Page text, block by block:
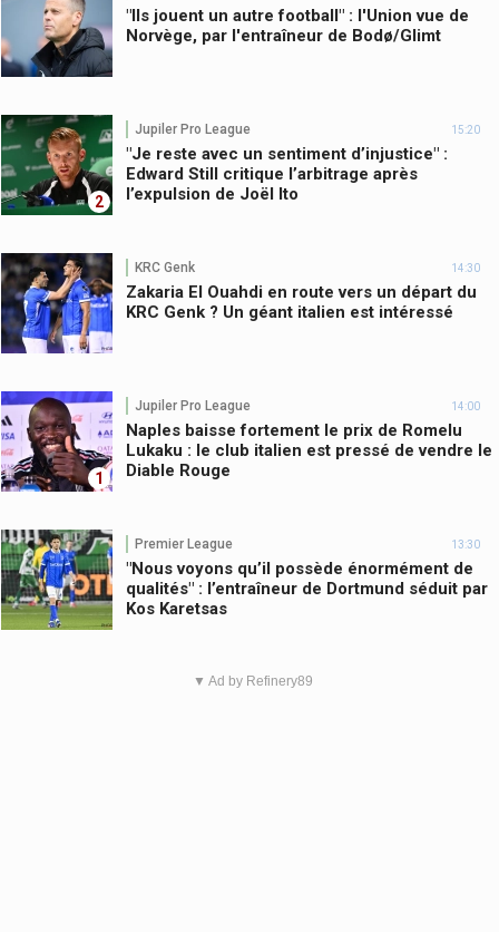
"Ils jouent un autre football" : l'Union vue de
Norvège, par l'entraîneur de Bodø/Glimt
2
Jupiler Pro League 15:20
"Je reste avec un sentiment d’injustice" :
Edward Still critique l’arbitrage après
l’expulsion de Joël Ito
KRC Genk 14:30
Zakaria El Ouahdi en route vers un départ du
KRC Genk ? Un géant italien est intéressé
1
Jupiler Pro League 14:00
Naples baisse fortement le prix de Romelu
Lukaku : le club italien est pressé de vendre le
Diable Rouge
Premier League 13:30
"Nous voyons qu’il possède énormément de
qualités" : l’entraîneur de Dortmund séduit par
Kos Karetsas
▼ Ad by Refinery89